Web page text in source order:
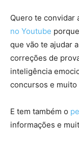
Quero te convidar
no Youtube
que vão te ajudar
correções de
inteligência
concursos e muito
E tem também o
informações e